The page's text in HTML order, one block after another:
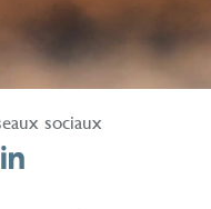
sociaux